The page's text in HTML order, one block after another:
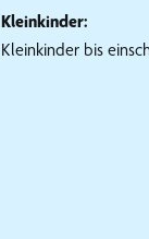
Kleinkinder:
Kleinkinder bis